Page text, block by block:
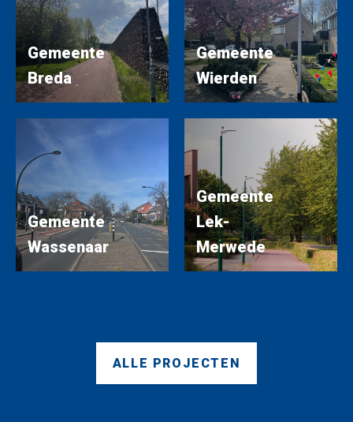
Gemeente
Breda
Gemeente
Wierden
Gemeente
Wassenaar
Gemeente
Lek-
Merwede
ALLE PROJECTEN